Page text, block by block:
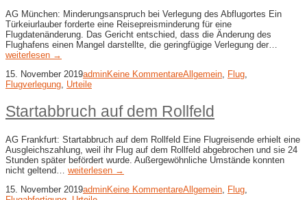
AG München: Minderungsanspruch bei Verlegung des Abflugortes Ein
Türkeiurlauber forderte eine Reisepreisminderung für eine
Flugdatenänderung. Das Gericht entschied, dass die Änderung des
Flughafens einen Mangel darstellte, die geringfügige Verlegung der…
weiterlesen →
15. November 2019adminKeine KommentareAllgemein, Flug,
Flugverlegung, Urteile
Startabbruch auf dem Rollfeld
AG Frankfurt: Startabbruch auf dem Rollfeld Eine Flugreisende erhielt eine
Ausgleichszahlung, weil ihr Flug auf dem Rollfeld abgebrochen und sie 24
Stunden später befördert wurde. Außergewöhnliche Umstände konnten
nicht geltend… weiterlesen →
15. November 2019adminKeine KommentareAllgemein Flug